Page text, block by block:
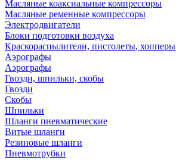
Масляные коаксиальные компрессоры
Масляные ременные компрессоры
Электродвигатели
Блоки подготовки воздуха
Краскораспылители, пистолеты, хопперы
Аэрографы
Аэрографы
Гвозди, шпильки, скобы
Гвозди
Скобы
Шпильки
Шланги пневматические
Витые шланги
Резиновые шланги
Пневмотрубки